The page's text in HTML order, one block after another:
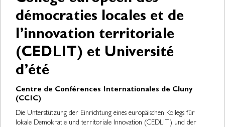
démocraties locales et de
l’innovation territoriale
(CEDLIT) et Université
d’été
Centre de Conférences Internationales de Cluny
(CCIC)
Die Unterstützung der Einrichtung eines europäischen Kollegs für
lokale Demokratie und territoriale Innovation (CEDLIT) und der